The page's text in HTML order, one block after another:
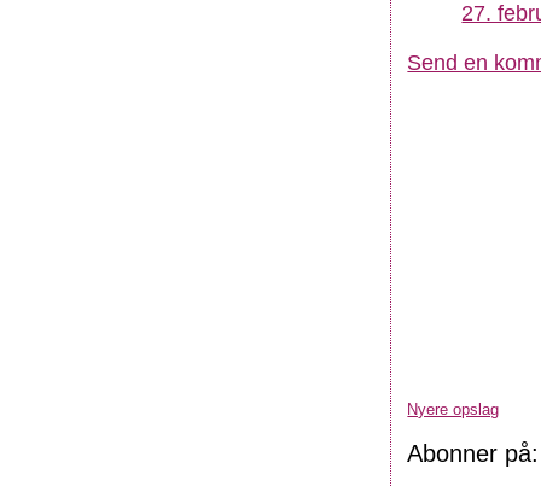
27.
Send en
Nyere opslag
Abonner